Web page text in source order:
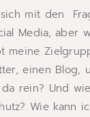
mit den
Media, aber
meine
einen Blog,
rein? Und
Wie kann